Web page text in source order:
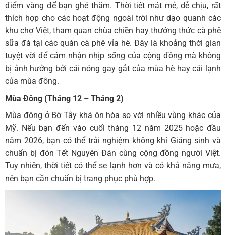
điểm vàng để bạn ghé thăm. Thời tiết mát mẻ, dễ chịu, rất
thích hợp cho các hoạt động ngoài trời như dạo quanh các
khu chợ Việt, tham quan chùa chiền hay thưởng thức cà phê
sữa đá tại các quán cà phê vỉa hè. Đây là khoảng thời gian
tuyệt vời để cảm nhận nhịp sống của cộng đồng mà không
bị ảnh hưởng bởi cái nóng gay gắt của mùa hè hay cái lạnh
của mùa đông.
Mùa Đông (Tháng 12 – Tháng 2)
Mùa đông ở Bờ Tây khá ôn hòa so với nhiều vùng khác của
Mỹ. Nếu bạn đến vào cuối tháng 12 năm 2025 hoặc đầu
năm 2026, bạn có thể trải nghiệm không khí Giáng sinh và
chuẩn bị đón Tết Nguyên Đán cùng cộng đồng người Việt.
Tuy nhiên, thời tiết có thể se lạnh hơn và có khả năng mưa,
nên bạn cần chuẩn bị trang phục phù hợp.